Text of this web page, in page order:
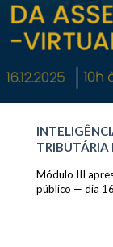
TRIBUTÁRIA
Módulo III
público — dia